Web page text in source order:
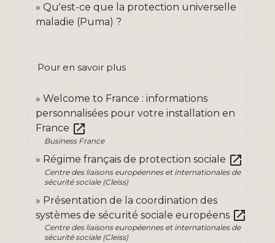
Qu'est-ce que la protection universelle
maladie (Puma) ?
Pour en savoir plus
Welcome to France : informations
personnalisées pour votre installation en
France open_in_new
Business France
Régime français de protection sociale open_in_new
Centre des liaisons européennes et internationales de
sécurité sociale (Cleiss)
Présentation de la coordination des
systèmes de sécurité sociale européens open_in_new
Centre des liaisons européennes et internationales de
sécurité sociale (Cleiss)